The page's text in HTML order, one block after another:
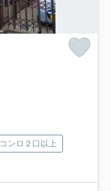
コンロ２口以上